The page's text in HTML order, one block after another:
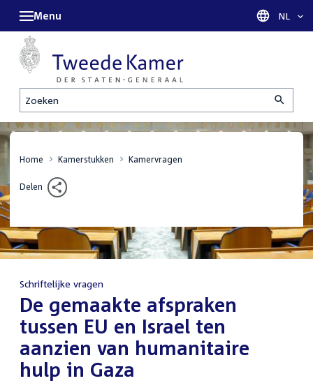
Zoeken
Menu Taal
NL
Home Kamerstukken Kamervragen
Delen
Schriftelijke vragen
:De gemaakte afspraken
tussen EU en Israel ten
aanzien van humanitaire
hulp in Gaza